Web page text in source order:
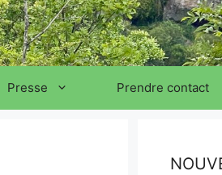
Presse Prendre contact